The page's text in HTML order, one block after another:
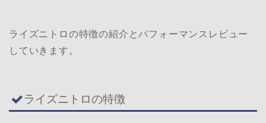
ライズニトロの特徴の紹介とパフォーマンスレビュー
していきます。
ライズニトロの特徴